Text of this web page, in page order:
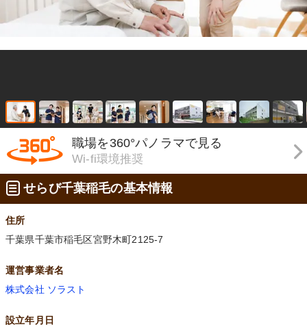
職場を360°パノラマで見る
Wi-fi環境推奨
せらび千葉稲毛の基本情報
住所
千葉県千葉市稲毛区宮野木町2125-7
運営事業者名
株式会社 ソラスト
設立年月日